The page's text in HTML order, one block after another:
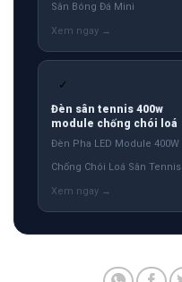
Sân Bóng Đá Mini
✓
Đèn sân tennis 400w
module chống chói loá
Đèn Pha LED Module 400W
Chống Chói Loá Sân Tennis